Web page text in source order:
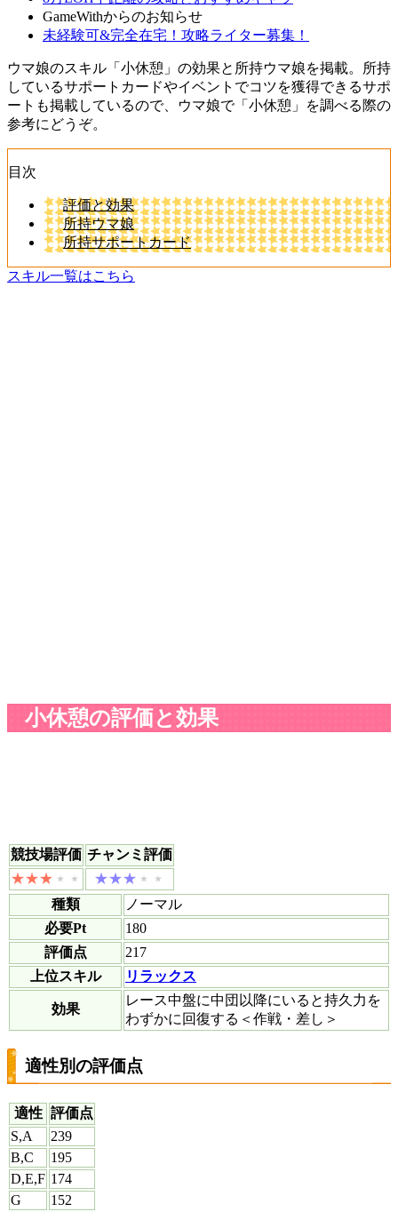
GameWithからのお知らせ
未経験可&完全在宅！攻略ライター募集！
ウマ娘のスキル「小休憩」の効果と所持ウマ娘を掲載。所持
しているサポートカードやイベントでコツを獲得できるサポ
ートも掲載しているので、ウマ娘で「小休憩」を調べる際の
参考にどうぞ。
目次
評価と効果
所持ウマ娘
所持サポートカード
スキル一覧はこちら
小休憩の評価と効果
競技場評価 チャンミ評価
種類
ノーマル
必要Pt
180
評価点
217
上位スキル
リラックス
効果
レース中盤に中団以降にいると持久力を
わずかに回復する＜作戦・差し＞
適性別の評価点
適性 評価点
S,A
239
B,C
195
D,E,F 174
G
152